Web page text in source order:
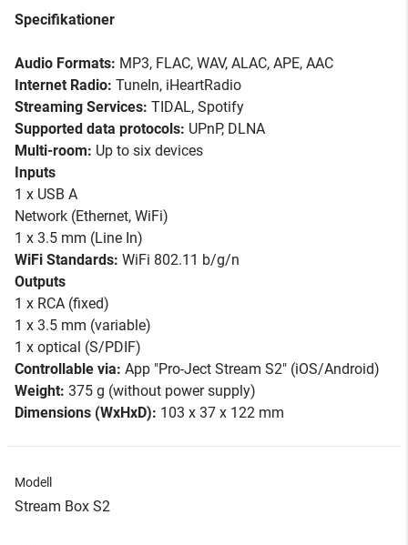
Specifikationer
Audio Formats: MP3, FLAC, WAV, ALAC, APE, AAC
Internet Radio: TuneIn, iHeartRadio
Streaming Services: TIDAL, Spotify
Supported data protocols: UPnP, DLNA
Multi-room: Up to six devices
Inputs
1 x USB A
Network (Ethernet, WiFi)
1 x 3.5 mm (Line In)
WiFi Standards: WiFi 802.11 b/g/n
Outputs
1 x RCA (fixed)
1 x 3.5 mm (variable)
1 x optical (S/PDIF)
Controllable via: App "Pro-Ject Stream S2" (iOS/Android)
Weight: 375 g (without power supply)
Dimensions (WxHxD): 103 x 37 x 122 mm
Modell
Stream Box S2